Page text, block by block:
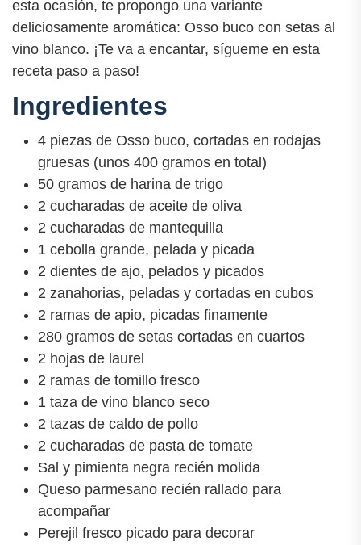
esta ocasión, te propongo una variante
deliciosamente aromática: Osso buco con setas al
vino blanco. ¡Te va a encantar, sígueme en esta
receta paso a paso!
Ingredientes
4 piezas de Osso buco, cortadas en rodajas
gruesas (unos 400 gramos en total)
50 gramos de harina de trigo
2 cucharadas de aceite de oliva
2 cucharadas de mantequilla
1 cebolla grande, pelada y picada
2 dientes de ajo, pelados y picados
2 zanahorias, peladas y cortadas en cubos
2 ramas de apio, picadas finamente
280 gramos de setas cortadas en cuartos
2 hojas de laurel
2 ramas de tomillo fresco
1 taza de vino blanco seco
2 tazas de caldo de pollo
2 cucharadas de pasta de tomate
Sal y pimienta negra recién molida
Queso parmesano recién rallado para
acompañar
Perejil fresco picado para decorar